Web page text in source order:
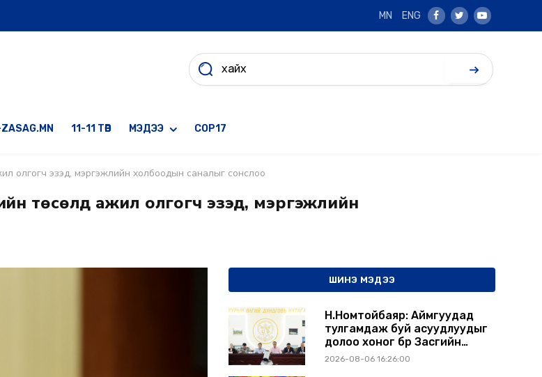
MN ENG
Facebook
TwitterYoutube
11-11 ТӨВ МЭДЭЭ COP17
олгогч эзэд, мэргэжлийн холбоодын саналыг сонслоо
төсөлд ажил олгогч эзэд, мэргэжлийн
ШИНЭ МЭДЭЭ
Н.Номтойбаяр: Аймгуудад
тулгамдаж буй асуудлуудыг
долоо хоног бүр Засгийн
газрын хуралдаанд
2026-08-06 16:26:00